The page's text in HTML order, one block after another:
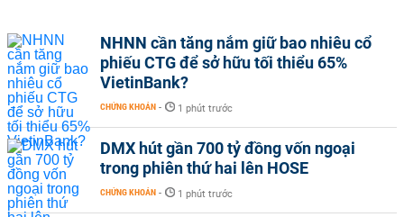
NHNN cần tăng nắm giữ bao nhiêu cổ
phiếu CTG để sở hữu tối thiểu 65%
VietinBank?
CHỨNG KHOÁN - 1 phút trước
DMX hút gần 700 tỷ đồng vốn ngoại
trong phiên thứ hai lên HOSE
CHỨNG KHOÁN - 1 phút trước